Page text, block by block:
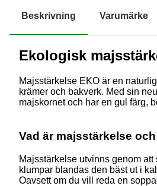
Beskrivning Varumärke
Ekologisk
Majsstärkelse EKO är en
krämer och bakverk. Med sin
majskornet och har en gul färg,
Vad är majsstärkelse
Majsstärkelse utvinns genom
klumpar blandas den bäst ut i
Oavsett om du vill reda en